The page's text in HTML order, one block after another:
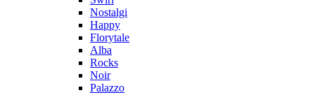
Nostalgi
Happy
Florytale
Alba
Rocks
Noir
Palazzo